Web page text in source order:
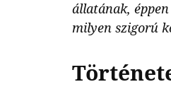
és
hivatalos
állatának,
milyen szigorú